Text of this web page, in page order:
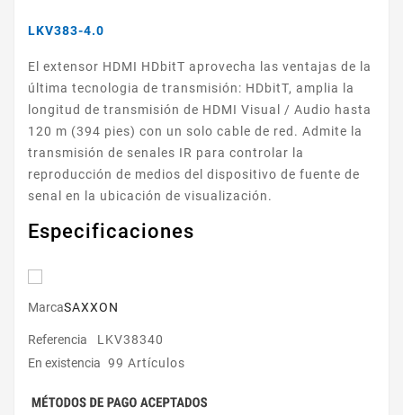
LKV383-4.0
El extensor HDMI HDbitT aprovecha las ventajas de la
última tecnologia de transmisión: HDbitT, amplia la
longitud de transmisión de HDMI Visual / Audio hasta
120 m (394 pies) con un solo cable de red. Admite la
transmisión de senales IR para controlar la
reproducción de medios del dispositivo de fuente de
senal en la ubicación de visualización.
Especificaciones
MarcaSAXXON
Referencia
LKV38340
En existencia 99 Artículos